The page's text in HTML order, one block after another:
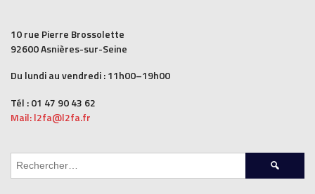
10 rue Pierre Brossolette
92600 Asnières-sur-Seine
Du lundi au vendredi : 11h00–19h00
Tél : 01 47 90 43 62
Mail: l2fa@l2fa.fr
Rechercher :